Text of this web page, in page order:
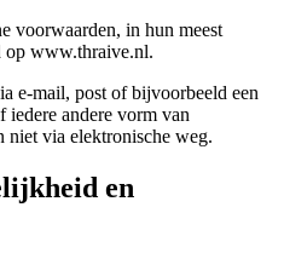
voorwaarden, in hun meest
op www.thraive.nl.
e-mail, post of bijvoorbeeld een
iedere andere vorm van
niet via elektronische weg.
en